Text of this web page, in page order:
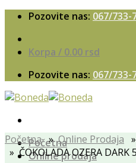
Skip
content
Pozovite nas: 067/733-
Korpa / 0.00 rsd
Pozovite nas: 067/733-
Početna
Online prodaja
Početna»Online Prodaja »
» ČOKOLADA OZERA DARK